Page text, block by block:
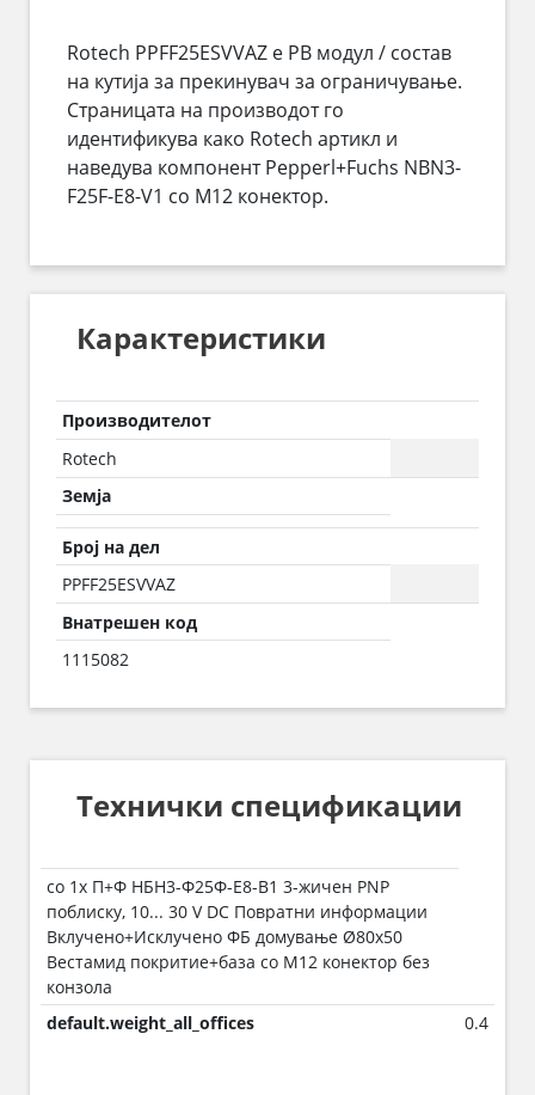
Rotech PPFF25ESVVAZ е PB модул / состав
на кутија за прекинувач за ограничување.
Страницата на производот го
идентификува како Rotech артикл и
наведува компонент Pepperl+Fuchs NBN3-
F25F-E8-V1 со M12 конектор.
Карактеристики
Производителот
Rotech
Земја
Број на дел
PPFF25ESVVAZ
Внатрешен код
1115082
Технички спецификации
со 1x П+Ф НБН3-Ф25Ф-Е8-В1 3-жичен PNP
поблиску, 10... 30 V DC Повратни информации
Вклучено+Исклучено ФБ домување Ø80x50
Вестамид покритие+база со M12 конектор без
конзола
default.weight_all_offices
0.4